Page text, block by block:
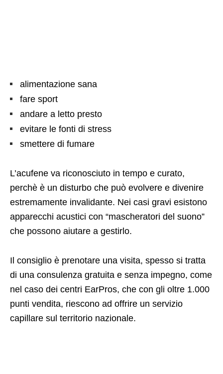
alimentazione sana
fare sport
andare a letto presto
evitare le fonti di stress
smettere di fumare
L’acufene va riconosciuto in tempo e curato,
perchè è un disturbo che può evolvere e divenire
estremamente invalidante. Nei casi gravi esistono
apparecchi acustici con “mascheratori del suono”
che possono aiutare a gestirlo.
Il consiglio è prenotare una visita, spesso si tratta
di una consulenza gratuita e senza impegno, come
nel caso dei centri EarPros, che con gli oltre 1.000
punti vendita, riescono ad offrire un servizio
capillare sul territorio nazionale.